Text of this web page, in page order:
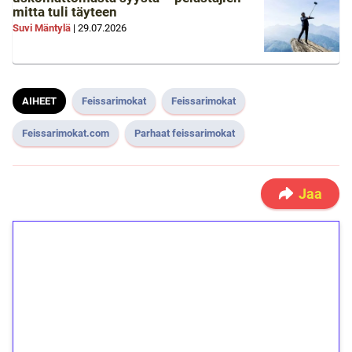
mitta tuli täyteen
Suvi Mäntylä | 29.07.2026
AIHEET Feissarimokat Feissarimokat
Feissarimokat.com Parhaat feissarimokat
Jaa